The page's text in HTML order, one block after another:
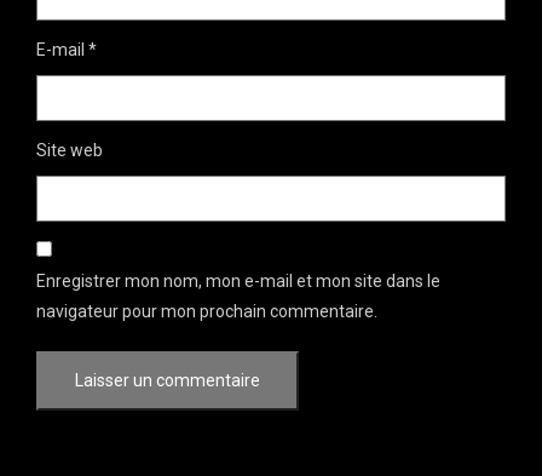
E-mail *
Site web
Enregistrer mon nom, mon e-mail et mon site dans le
navigateur pour mon prochain commentaire.